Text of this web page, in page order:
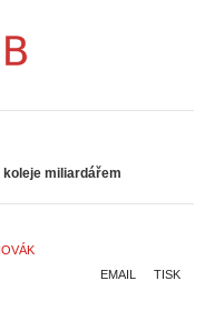
koleje miliardářem
TISK
EMAIL